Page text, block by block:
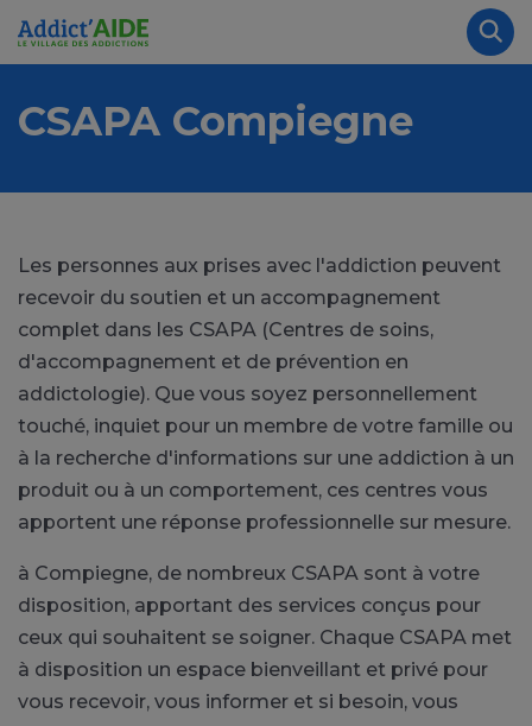
Aller au contenu principal
CSAPA Compiegne
Les personnes aux prises avec l'addiction peuvent
recevoir du soutien et un accompagnement
complet dans les CSAPA (Centres de soins,
d'accompagnement et de prévention en
addictologie). Que vous soyez personnellement
touché, inquiet pour un membre de votre famille ou
à la recherche d'informations sur une addiction à un
produit ou à un comportement, ces centres vous
apportent une réponse professionnelle sur mesure.
à Compiegne, de nombreux CSAPA sont à votre
disposition, apportant des services conçus pour
ceux qui souhaitent se soigner. Chaque CSAPA met
à disposition un espace bienveillant et privé pour
vous recevoir, vous informer et si besoin, vous
Panneau de gestion des cookies